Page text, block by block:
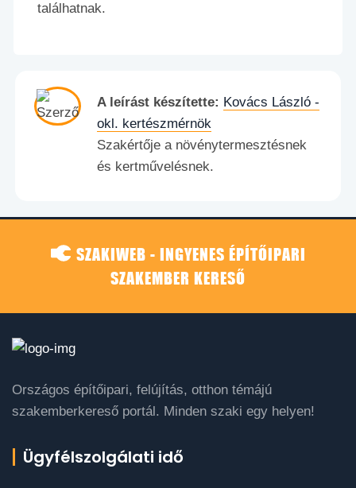
találhatnak.
A leírást készítette: Kovács László -
okl. kertészmérnök
Szakértője a növénytermesztésnek
és kertművelésnek.
SZAKIWEB - INGYENES ÉPÍTŐIPARI
SZAKEMBER KERESŐ
Országos építőipari, felújítás, otthon témájú
szakemberkereső portál. Minden szaki egy helyen!
Ügyfélszolgálati idő